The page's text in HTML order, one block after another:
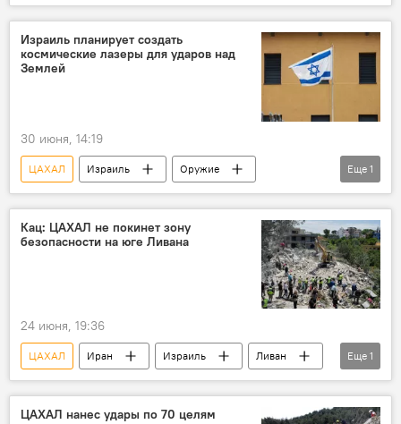
Сектор Газа
Израиль планирует создать
космические лазеры для ударов над
Землей
30 июня, 14:19
ЦАХАЛ Израиль
Оружие
Разработка
Еще 1
Кац: ЦАХАЛ не покинет зону
безопасности на юге Ливана
24 июня, 19:36
ЦАХАЛ Иран Израиль
Ливан
Хезболла
Еще 1
ЦАХАЛ нанес удары по 70 целям